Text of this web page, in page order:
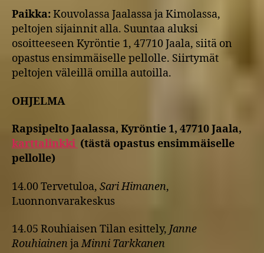
Paikka:Kouvolassa Jaalassa ja Kimolassa,
peltojen sijainnit alla. Suuntaa aluksi
osoitteeseen Kyröntie 1, 47710 Jaala, siitä on
opastus ensimmäiselle pellolle. Siirtymät
peltojen väleillä omilla autoilla.
OHJELMA
Rapsipelto Jaalassa, Kyröntie 1, 47710 Jaala,
karttalinkki (tästä opastus ensimmäiselle
pellolle)
14.00 Tervetuloa, Sari Himanen,
Luonnonvarakeskus
14.05 Rouhiaisen Tilan esittely, Janne
Rouhiainen jaMinni Tarkkanen